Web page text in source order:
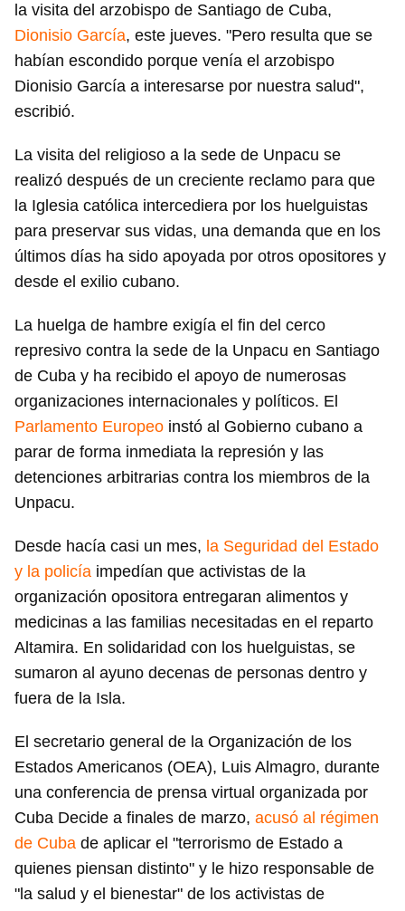
la visita del arzobispo de Santiago de Cuba,
Dionisio García, este jueves. "Pero resulta que se
habían escondido porque venía el arzobispo
Dionisio García a interesarse por nuestra salud",
escribió.
La visita del religioso a la sede de Unpacu se
realizó después de un creciente reclamo para que
la Iglesia católica intercediera por los huelguistas
para preservar sus vidas, una demanda que en los
últimos días ha sido apoyada por otros opositores y
desde el exilio cubano.
La huelga de hambre exigía el fin del cerco
represivo contra la sede de la Unpacu en Santiago
de Cuba y ha recibido el apoyo de numerosas
organizaciones internacionales y políticos. El
Parlamento Europeo instó al Gobierno cubano a
parar de forma inmediata la represión y las
detenciones arbitrarias contra los miembros de la
Unpacu.
Desde hacía casi un mes, la Seguridad del Estado
y la policía impedían que activistas de la
organización opositora entregaran alimentos y
medicinas a las familias necesitadas en el reparto
Altamira. En solidaridad con los huelguistas, se
sumaron al ayuno decenas de personas dentro y
fuera de la Isla.
El secretario general de la Organización de los
Estados Americanos (OEA), Luis Almagro, durante
una conferencia de prensa virtual organizada por
Cuba Decide a finales de marzo, acusó al régimen
de Cuba de aplicar el "terrorismo de Estado a
quienes piensan distinto" y le hizo responsable de
"la salud y el bienestar" de los activistas de